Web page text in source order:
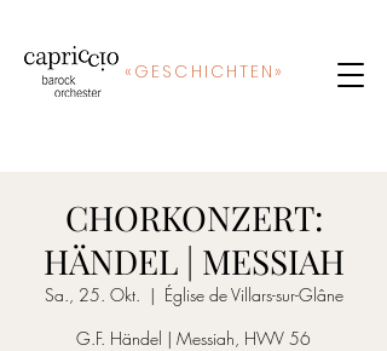
« GESCHICHTEN»
CHORKONZERT:
HÄNDEL | MESSIAH
Sa., 25. Okt.
  |
Église de Villars-sur-Glâne
G.F. Händel | Messiah, HWV 56